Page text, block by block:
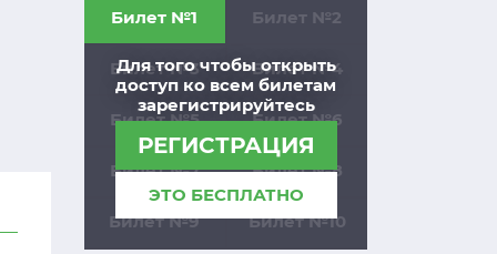
Для того чтобы открыть
доступ ко всем билетам
зарегистрируйтесь
РЕГИСТРАЦИЯ
ЭТО БЕСПЛАТНО
Билет №1 Билет №2
Билет №3 Билет №4
Билет №5 Билет №6
Билет №7 Билет №8
Билет №9 Билет №10